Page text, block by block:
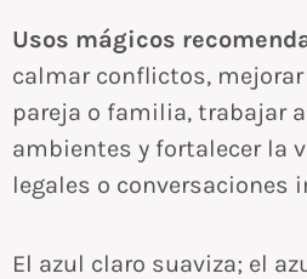
Usos mágicos
calmar conflictos,
pareja o familia, trabajar
ambientes y fortalecer la
legales o conversaciones
El azul claro suaviza; el